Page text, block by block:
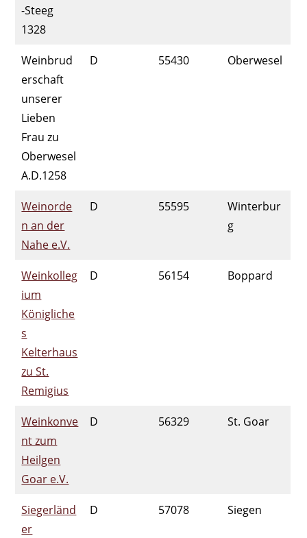
-Steeg
1328
Weinbrud
erschaft
unserer
Lieben
Frau zu
Oberwesel
A.D.1258
D 55430 Oberwesel
Weinorde
n an der
Nahe e.V.
D 55595
Winterbur
g
Weinkolleg
ium
Königliche
s
Kelterhaus
zu St.
Remigius
D 56154 Boppard
Weinkonve
nt zum
Heilgen
Goar e.V.
D 56329 St. Goar
Siegerländ
er
D 57078 Siegen